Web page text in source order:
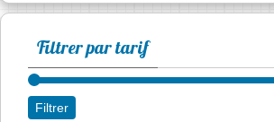
Filtrer par tarif
Filtrer